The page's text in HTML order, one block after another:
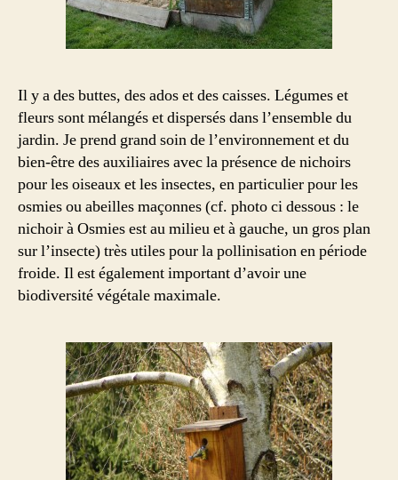
Il y a des buttes, des ados et des caisses. Légumes et
fleurs sont mélangés et dispersés dans l’ensemble du
jardin. Je prend grand soin de l’environnement et du
bien-être des auxiliaires avec la présence de nichoirs
pour les oiseaux et les insectes, en particulier pour les
osmies ou abeilles maçonnes (cf. photo ci dessous : le
nichoir à Osmies est au milieu et à gauche, un gros plan
sur l’insecte) très utiles pour la pollinisation en période
froide. Il est également important d’avoir une
biodiversité végétale maximale.